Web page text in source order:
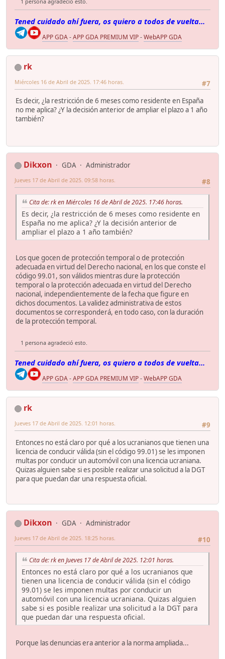
Tened cuidado ahí fuera, os quiero a todos de vuelta...
APP GDA-APP GDA PREMIUM VIP-WebAPP GDA
rk
#7
Miércoles 16 de Abril de 2025. 17:46 horas.
Es decir, ¿la restricción de 6 meses como residente en España
no me aplica? ¿Y la decisión anterior de ampliar el plazo a 1 año
también?
Dikxon GDA
Administrador
#8
Jueves 17 de Abril de 2025. 09:58 horas.
Cita de: rk en Miércoles 16 de Abril de 2025. 17:46 horas.
Es decir, ¿la restricción de 6 meses como residente en
España no me aplica? ¿Y la decisión anterior de
ampliar el plazo a 1 año también?
Los que gocen de protección temporal o de protección
adecuada en virtud del Derecho nacional, en los que conste el
código 99.01, son válidos mientras dure la protección
temporal o la protección adecuada en virtud del Derecho
nacional, independientemente de la fecha que figure en
dichos documentos. La validez administrativa de estos
documentos se corresponderá, en todo caso, con la duración
de la protección temporal.
1 persona agradeció esto.
Tened cuidado ahí fuera, os quiero a todos de vuelta...
APP GDA-APP GDA PREMIUM VIP-WebAPP GDA
rk
#9
Jueves 17 de Abril de 2025. 12:01 horas.
Entonces no está claro por qué a los ucranianos que tienen una
licencia de conducir válida (sin el código 99.01) se les imponen
multas por conducir un automóvil con una licencia ucraniana.
Quizas alguien sabe si es posible realizar una solicitud a la DGT
para que puedan dar una respuesta oficial.
Dikxon GDA
Administrador
#10
Jueves 17 de Abril de 2025. 18:25 horas.
Cita de: rk en Jueves 17 de Abril de 2025. 12:01 horas.
Entonces no está claro por qué a los ucranianos que
tienen una licencia de conducir válida (sin el código
99.01) se les imponen multas por conducir un
automóvil con una licencia ucraniana. Quizas alguien
sabe si es posible realizar una solicitud a la DGT para
que puedan dar una respuesta oficial.
Porque las denuncias era anterior a la norma ampliada...